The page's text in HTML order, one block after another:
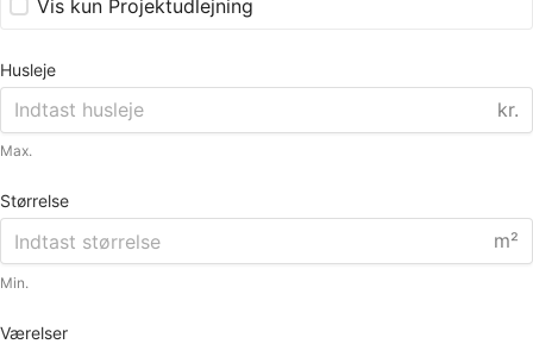
Vis kun Projektudlejning
Husleje
kr.
Max.
Størrelse
m²
Min.
Værelser